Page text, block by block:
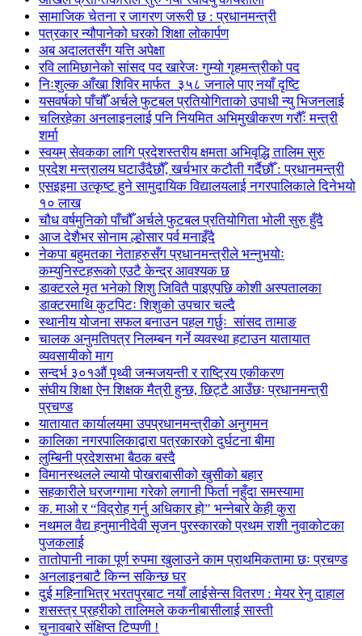
सामाजिक चेतना र जागरण जरूरी छ : प्रधानमन्त्री
पत्रकार न्यौपानेको घरको शिक्षा लोकार्पण
अब अदालतसँग यत्ति अपेक्षा
रवि लामिछानेको सांसद पद खारेजः गुम्यो गृहमन्त्रीको पद
निःशुल्क आँखा शिविर मार्फत ३५८ जनाले पाए नयाँ दृष्टि
यसवर्षको पाँचौँ अर्चले फुटबल प्रतियोगिताको उपाधी न्यु भिजनलाई
चलिरहेका अनलाइनलाई पनि नियमित अभिमुखीकरण गरौँः मन्त्री
शर्मा
स्वयम् सेवकका लागि प्रदेशस्तरीय क्षमता अभिवृद्धि तालिम सुरु
प्रदेश मन्त्रालय घटाउँदैछौँ, खर्चभार कटौती गर्दैछौँ : प्रधानमन्त्री
एसइइमा उत्कृष्ट हुने सामुदायिक विद्यालयलाई नगरपालिकाले दिनेभयो
१० लाख
चौध वर्षमुनिको पाँचौँ अर्चले फुटबल प्रतियोगिता भोली सुरु हुँदै
आज देशैभर सोनाम ल्होसार पर्व मनाइँदै
नेकपा बहुमतका नेताहरुसँग प्रधानमन्त्रीले भन्नुभयोः
कम्युनिस्टहरूको एउटै केन्द्र आवश्यक छ
डाक्टरले मृत भनेको शिशु जिवितै पाइएपछि कोशी अस्पतालका
डाक्टरमाथि कुटपिटः शिशुको उपचार चल्दै
स्थानीय योजना सफल बनाउन पहल गर्छुः सांसद तामाङ
चालक अनुमतिपत्र निलम्बन गर्ने व्यवस्था हटाउन यातायात
व्यवसायीको माग
सन्दर्भ ३०१औं पृथ्वी जन्मजयन्ती र राष्ट्रिय एकीकरण
संघीय शिक्षा ऐन शिक्षक मैत्री हुन्छ, छिट्टै आउँछः प्रधानमन्त्री
प्रचण्ड
यातायात कार्यालयमा उपप्रधानमन्त्रीको अनुगमन
कालिका नगरपालिकाद्वारा पत्रकारको दुर्घटना बीमा
लुम्बिनी प्रदेशसभा बैठक बस्दै
विमानस्थलले ल्यायो पोखराबासीको खुसीको बहार
सहकारीले घरजग्गामा गरेको लगानी फिर्ता नहुँदा समस्यामा
क. माओ र “विद्रोह गर्नु अधिकार हो” भन्नेबारे केही कुरा
नथमल वैद्य हनुमानीदेवी सृजन पुरस्कारको प्रथम राशी नुवाकोटका
पुजकलाई
तातोपानी नाका पूर्ण रुपमा खुलाउने काम प्राथमिकतामा छः प्रचण्ड
अनलाइनबाटै किन्न सकिन्छ घर
दुई महिनाभित्र भरतपुरबाट नयाँ लाईसेन्स वितरण : मेयर रेनु दाहाल
शसस्त्र प्रहरीको तालिमले ककनीबासीलाई सास्ती
चुनावबारे संक्षिप्त टिप्पणी !